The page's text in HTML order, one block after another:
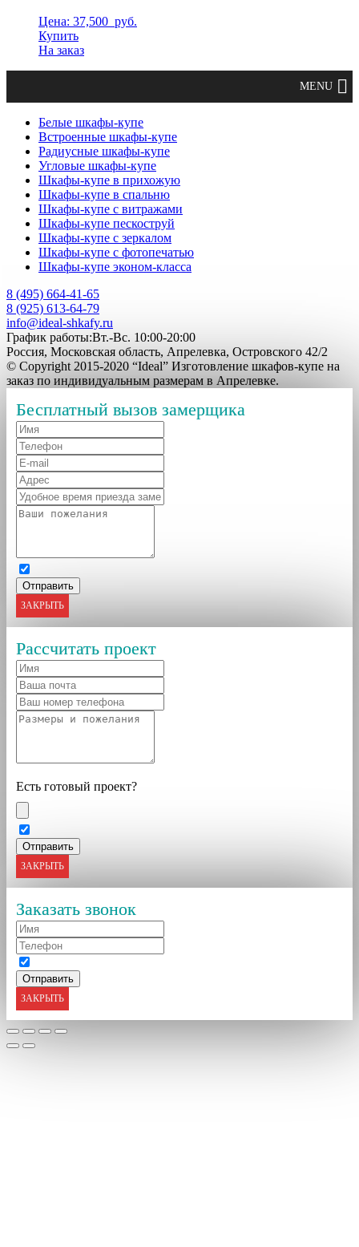
Цена: 37,500 руб.
Купить
На заказ
Белые шкафы-купе
Встроенные шкафы-купе
Радиусные шкафы-купе
Угловые шкафы-купе
Шкафы-купе в прихожую
Шкафы-купе в спальню
Шкафы-купе с витражами
Шкафы-купе пескоструй
Шкафы-купе с зеркалом
Шкафы-купе с фотопечатью
Шкафы-купе эконом-класса
8 (495) 664-41-65
8 (925) 613-64-79
info@ideal-shkafy.ru
График работы:Вт.-Вс. 10:00-20:00
Россия, Московская область, Апрелевка, Островского 42/2
© Copyright 2015-2020 “Ideal” Изготовление шкафов-купе на
заказ по индивидуальным размерам в Апрелевке.
Бесплатный вызов замерщика
ЗАКРЫТЬ
Рассчитать проект
Есть готовый проект?
ЗАКРЫТЬ
Заказать звонок
ЗАКРЫТЬ